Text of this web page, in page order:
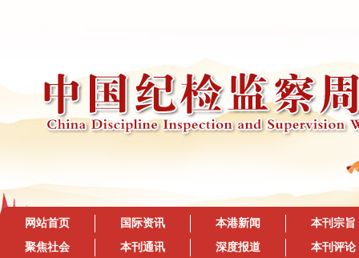
网站首页 国际资讯 本港新闻
本刊宗旨
聚焦社会
本刊通讯 深度报道
本刊评论